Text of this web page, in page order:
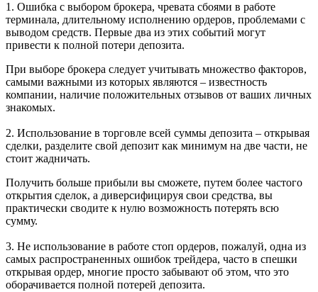
1. Ошибка с выбором брокера, чревата сбоями в работе
терминала, длительному исполнению ордеров, проблемами с
выводом средств. Первые два из этих событий могут
привести к полной потери депозита.
При выборе брокера следует учитывать множество факторов,
самыми важными из которых являются – известность
компании, наличие положительных отзывов от ваших личных
знакомых.
2. Использование в торговле всей суммы депозита – открывая
сделки, разделите свой депозит как минимум на две части, не
стоит жадничать.
Получить больше прибыли вы сможете, путем более частого
открытия сделок, а диверсифицируя свои средства, вы
практически сводите к нулю возможность потерять всю
сумму.
3. Не использование в работе стоп ордеров, пожалуй, одна из
самых распространенных ошибок трейдера, часто в спешки
открывая ордер, многие просто забывают об этом, что это
оборачивается полной потерей депозита.